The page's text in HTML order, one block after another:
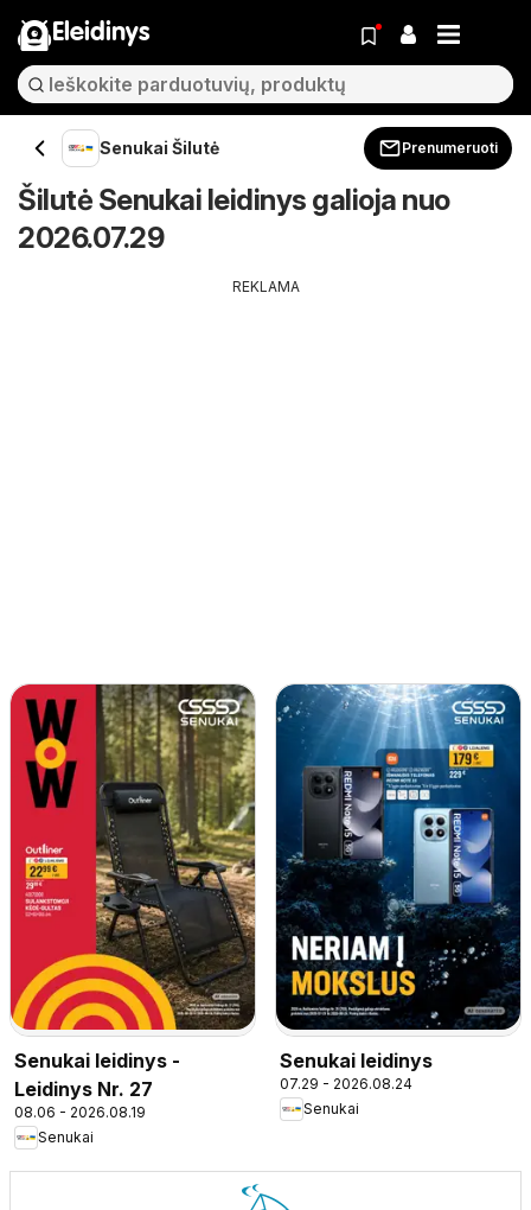
Eleidinys
Senukai Šilutė Prenumeruoti
Šilutė Senukai leidinys galioja nuo
2026.07.29
REKLAMA
Senukai leidinys -
Leidinys Nr. 27
08.06 - 2026.08.19
Senukai
Senukai leidinys
07.29 - 2026.08.24
Senukai